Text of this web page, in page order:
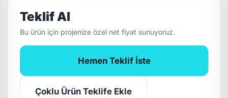
Teklif Al
Bu ürün için projenize özel net fiyat sunuyoruz.
Hemen Teklif İste
Çoklu Ürün Teklife Ekle